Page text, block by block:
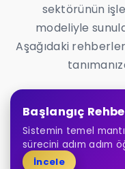
sektörünün
modeliyle
Aşağıdaki
Başlangıç
Sistemin temel
sürecini adım adım
İncele